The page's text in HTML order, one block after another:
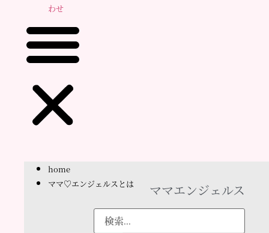
わせ
home
ママ♡エンジェルスとは
ママエンジェルス